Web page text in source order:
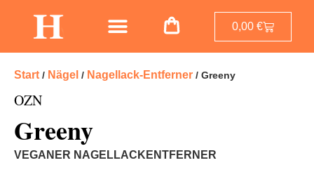
0,00€
Start / Nägel / Nagellack-Entferner / Greeny
OZN
Greeny
VEGANER NAGELLACKENTFERNER